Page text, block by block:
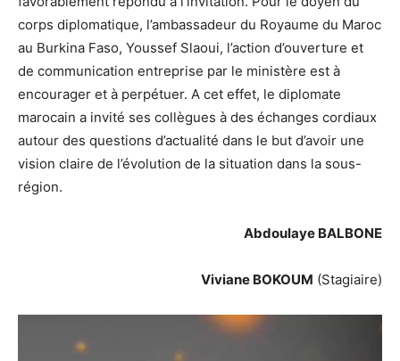
corps diplomatique, l’ambassadeur du Royaume du Maroc
au Burkina Faso, Youssef Slaoui, l’action d’ouverture et
de communication entreprise par le ministère est à
encourager et à perpétuer. A cet effet, le diplomate
marocain a invité ses collègues à des échanges cordiaux
autour des questions d’actualité dans le but d’avoir une
vision claire de l’évolution de la situation dans la sous-
région.
Abdoulaye BALBONE
Viviane BOKOUM (Stagiaire)
Lecteur